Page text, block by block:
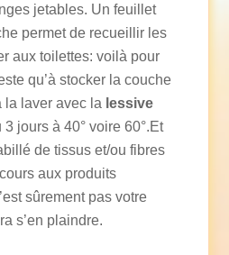
jetables. Un feuillet
permet de recueillir les
aux toilettes: voilà pour
qu’à stocker la couche
la laver avec la lessive
jours à 40° voire 60°.Et
de tissus et/ou fibres
aux produits
sûrement pas votre
s’en plaindre.